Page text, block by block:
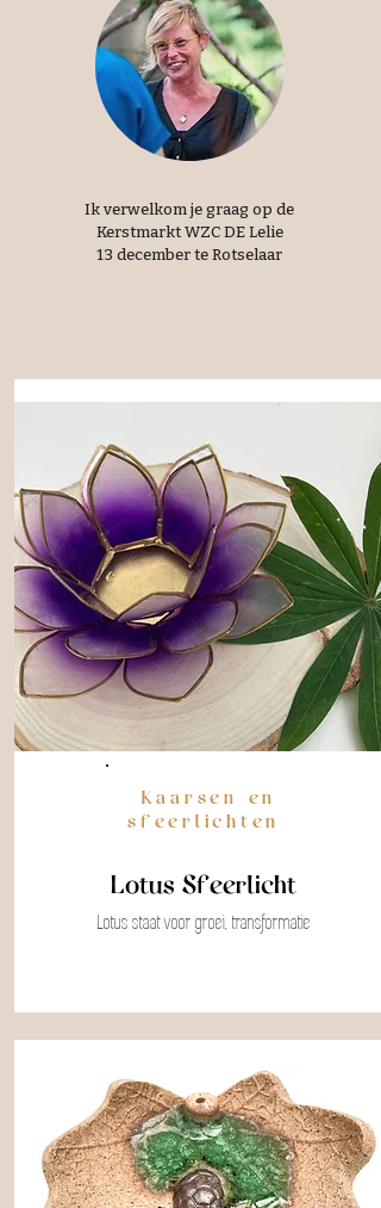
Ik verwelkom je graag op de
Kerstmarkt WZC DE Lelie
13 december te Rotselaar
Kaarsen en
sfeerlichten
Lotus Sfeerlicht
Lotus staat voor groei, transformatie